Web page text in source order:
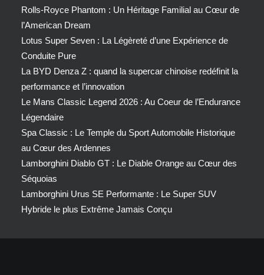
Rolls-Royce Phantom : Un Héritage Familial au Cœur de
l’American Dream
Lotus Super Seven : La Légèreté d’une Expérience de
Conduite Pure
La BYD Denza Z : quand la supercar chinoise redéfinit la
performance et l’innovation
Le Mans Classic Legend 2026 : Au Coeur de l’Endurance
Légendaire
Spa Classic : Le Temple du Sport Automobile Historique
au Cœur des Ardennes
Lamborghini Diablo GT : Le Diable Orange au Cœur des
Séquoias
Lamborghini Urus SE Performante : Le Super SUV
Hybride le plus Extrême Jamais Conçu